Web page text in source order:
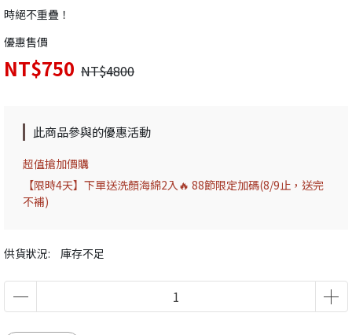
時絕不重疊！
優惠售價
NT$750 NT$4800
供貨狀況: 庫存不足
此商品參與的優惠活動
超值搶加價購
【限時4天】下單送洗顏海綿2入🔥 88節限定加碼(8/9止，送完
不補)